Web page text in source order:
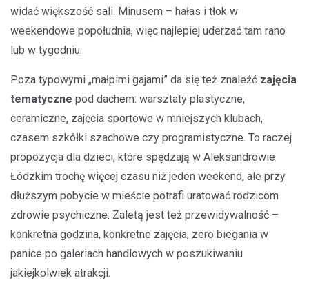
widać większość sali. Minusem – hałas i tłok w
weekendowe popołudnia, więc najlepiej uderzać tam rano
lub w tygodniu.
Poza typowymi „małpimi gajami” da się też znaleźć zajęcia
tematyczne pod dachem: warsztaty plastyczne,
ceramiczne, zajęcia sportowe w mniejszych klubach,
czasem szkółki szachowe czy programistyczne. To raczej
propozycja dla dzieci, które spędzają w Aleksandrowie
Łódzkim trochę więcej czasu niż jeden weekend, ale przy
dłuższym pobycie w mieście potrafi uratować rodzicom
zdrowie psychiczne. Zaletą jest też przewidywalność –
konkretna godzina, konkretne zajęcia, zero biegania w
panice po galeriach handlowych w poszukiwaniu
jakiejkolwiek atrakcji.